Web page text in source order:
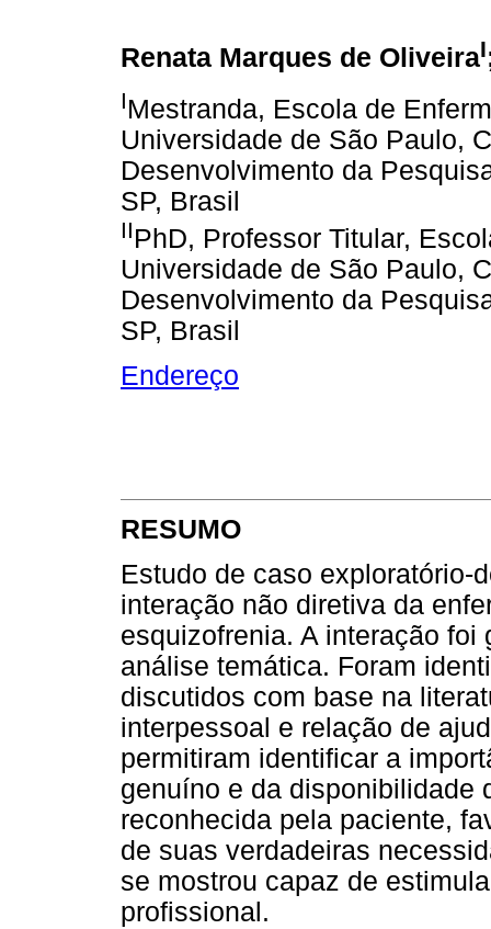
Renata Marques de OliveiraI
IMestranda, Escola de
Universidade de São Paulo,
Desenvolvimento da
SP, Brasil
IIPhD, Professor Titular,
Universidade de São Paulo,
Desenvolvimento da
SP, Brasil
Endereço
RESUMO
Estudo de caso exploratório-
interação não diretiva da
esquizofrenia. A interação
análise temática. Foram
discutidos com base na
interpessoal e relação de
permitiram identificar a
genuíno e da disponibilidade
reconhecida pela paciente,
de suas verdadeiras
se mostrou capaz de
profissional.